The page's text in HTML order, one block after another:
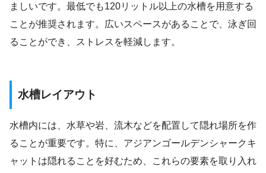
ましいです。最低でも120リットル以上の水槽を用意する
ことが推奨されます。広いスペースがあることで、泳ぎ回
ることができ、ストレスを軽減します。
水槽レイアウト
水槽内には、水草や岩、流木などを配置して隠れ場所を作
ることが重要です。特に、アジアンゴールデンシャークキ
ャットは隠れることを好むため、これらの要素を取り入れ